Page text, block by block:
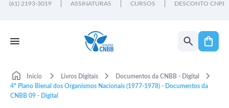
(61) 2193-3019 ASSINATURAS CURSOS DESCONTO CNPJ
Início Livros Digitais
Documentos da CNBB - Digital
4º Plano Bienal dos Organismos Nacionais (1977-1978) - Documentos da
CNBB 09 - Digital